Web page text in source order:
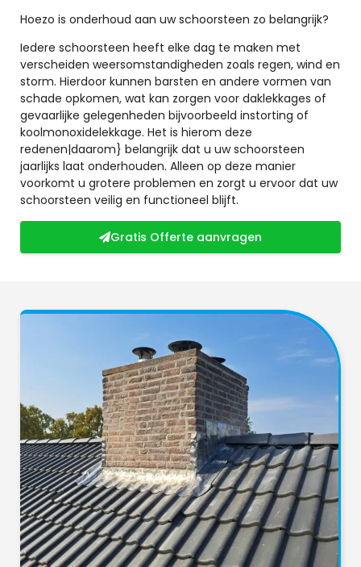
Hoezo is onderhoud aan uw schoorsteen zo belangrijk?
Iedere schoorsteen heeft elke dag te maken met
verscheiden weersomstandigheden zoals regen, wind en
storm. Hierdoor kunnen barsten en andere vormen van
schade opkomen, wat kan zorgen voor daklekkages of
gevaarlijke gelegenheden bijvoorbeeld instorting of
koolmonoxidelekkage. Het is hierom deze
redenen|daarom} belangrijk dat u uw schoorsteen
jaarlijks laat onderhouden. Alleen op deze manier
voorkomt u grotere problemen en zorgt u ervoor dat uw
schoorsteen veilig en functioneel blijft.
Gratis Offerte aanvragen